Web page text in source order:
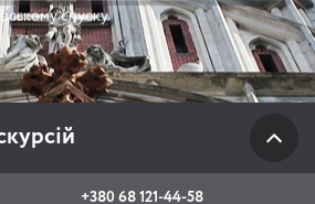
спуску
+380 68 121-44-58
19:30 щоденно
WhatsApp